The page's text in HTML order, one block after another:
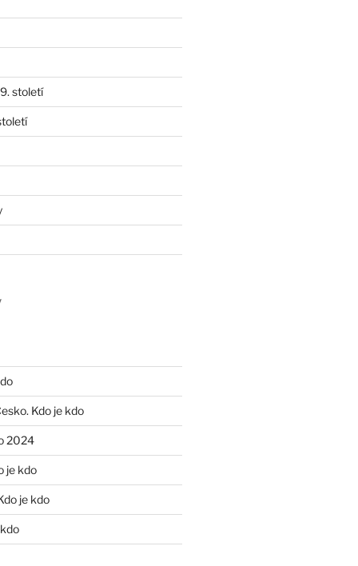
století
Kdo je kdo
2024
je kdo
je kdo